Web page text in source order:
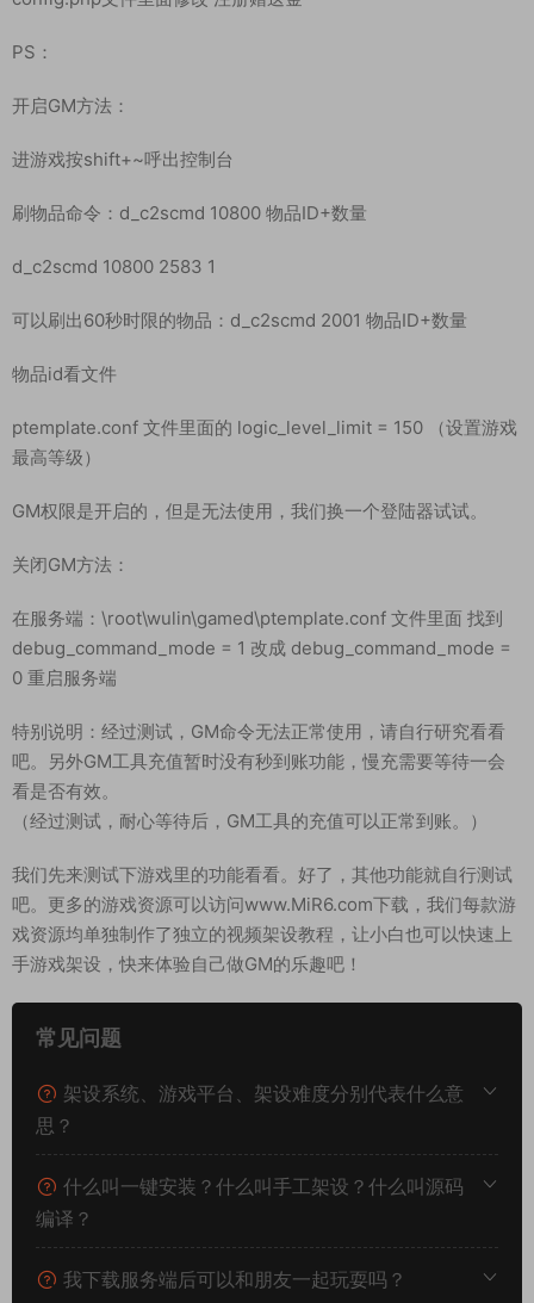
config.php文件里面修改 注册赠送金
PS：
开启GM方法：
进游戏按shift+~呼出控制台
刷物品命令：d_c2scmd 10800 物品ID+数量
d_c2scmd 10800 2583 1
最高等级）
GM权限是开启的，但是无法使用，我们换一个登陆器试试。
关闭GM方法：
在服务端：\root\wulin\gamed\ptemplate.conf 文件里面 找到
debug_command_mode = 1 改成 debug_command_mode =
特别说明：经过测试，GM命令无法正常使用，请自行研究看看
吧。另外GM工具充值暂时没有秒到账功能，慢充需要等待一会
看是否有效。
我们先来测试下游戏里的功能看看。好了，其他功能就自行测试
戏资源均单独制作了独立的视频架设教程，让小白也可以快速上
手游戏架设，快来体验自己做GM的乐趣吧！
常见问题
思？